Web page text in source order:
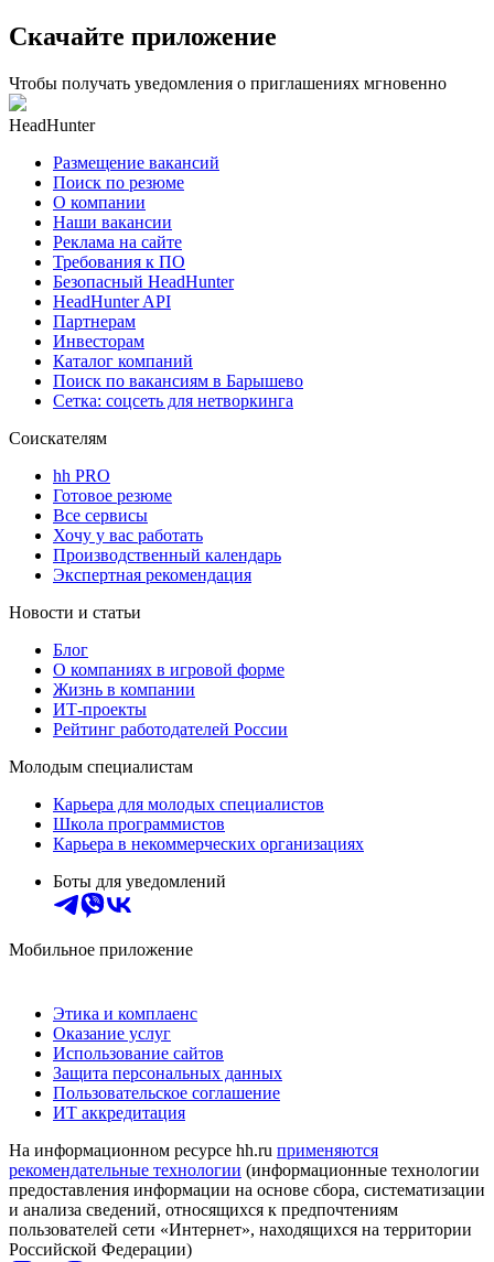
Скачайте приложение
Чтобы получать уведомления о приглашениях мгновенно
HeadHunter
Размещение вакансий
Поиск по резюме
О компании
Наши вакансии
Реклама на сайте
Требования к ПО
Безопасный HeadHunter
HeadHunter API
Партнерам
Инвесторам
Каталог компаний
Поиск по вакансиям в Барышево
Сетка: соцсеть для нетворкинга
Соискателям
hh PRO
Готовое резюме
Все сервисы
Хочу у вас работать
Производственный календарь
Экспертная рекомендация
Новости и статьи
Блог
О компаниях в игровой форме
Жизнь в компании
ИТ-проекты
Рейтинг работодателей России
Молодым специалистам
Карьера для молодых специалистов
Школа программистов
Карьера в некоммерческих организациях
Боты для уведомлений
Мобильное приложение
Этика и комплаенс
Оказание услуг
Использование сайтов
Защита персональных данных
Пользовательское соглашение
ИТ аккредитация
На информационном ресурсе hh.ru применяются
рекомендательные технологии (информационные технологии
предоставления информации на основе сбора, систематизации
и анализа сведений, относящихся к предпочтениям
пользователей сети «Интернет», находящихся на территории
Российской Федерации)